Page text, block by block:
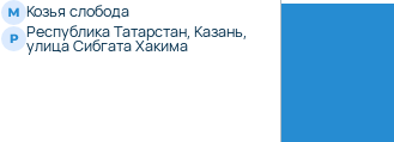
Козья слобода
Республика Татарстан, Казань,
улица Сибгата Хакима